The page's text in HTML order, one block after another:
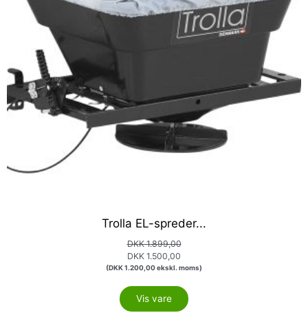
Trolla EL-spreder...
DKK1.899,00
DKK 1.500,00
(DKK1.200,00ekskl. moms)
Vis vare